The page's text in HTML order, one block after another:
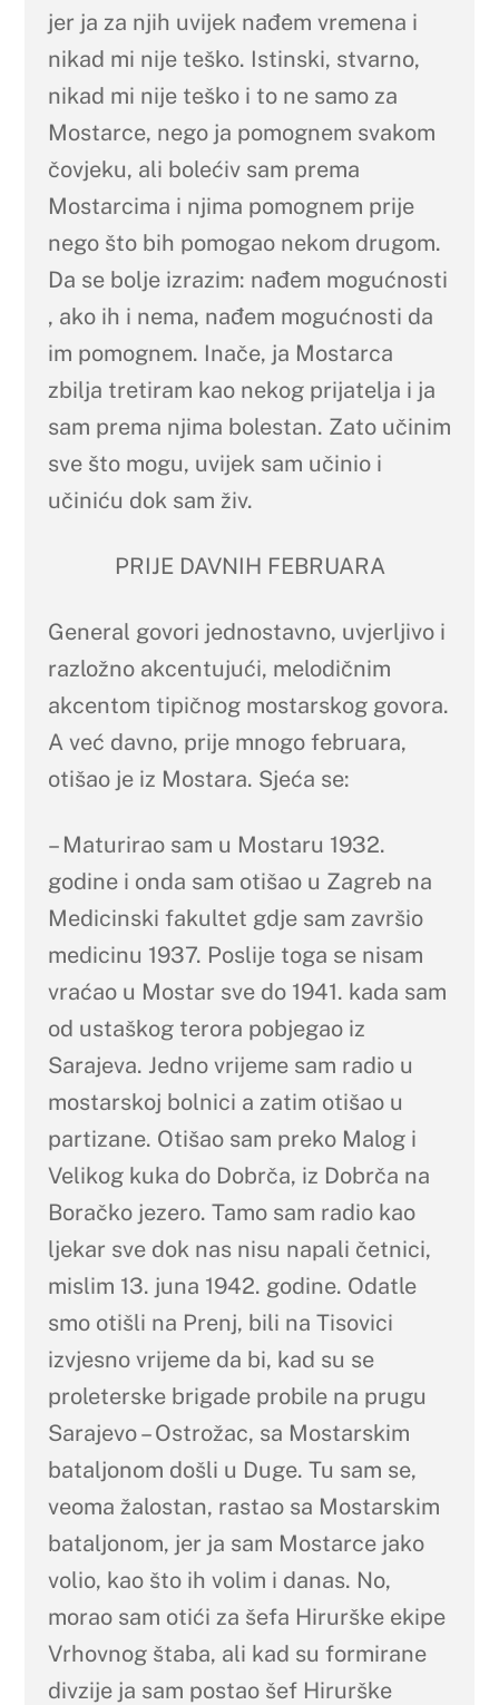
jer ja za njih uvijek nađem vremena i
nikad mi nije teško. Istinski, stvarno,
nikad mi nije teško i to ne samo za
Mostarce, nego ja pomognem svakom
čovjeku, ali bolećiv sam prema
Mostarcima i njima pomognem prije
nego što bih pomogao nekom drugom.
Da se bolje izrazim: nađem mogućnosti
, ako ih i nema, nađem mogućnosti da
im pomognem. Inače, ja Mostarca
zbilja tretiram kao nekog prijatelja i ja
sam prema njima bolestan. Zato učinim
sve što mogu, uvijek sam učinio i
učiniću dok sam živ.
PRIJE DAVNIH FEBRUARA
General govori jednostavno, uvjerljivo i
razložno akcentujući, melodičnim
akcentom tipičnog mostarskog govora.
A već davno, prije mnogo februara,
otišao je iz Mostara. Sjeća se:
– Maturirao sam u Mostaru 1932.
godine i onda sam otišao u Zagreb na
Medicinski fakultet gdje sam završio
medicinu 1937. Poslije toga se nisam
vraćao u Mostar sve do 1941. kada sam
od ustaškog terora pobjegao iz
Sarajeva. Jedno vrijeme sam radio u
mostarskoj bolnici a zatim otišao u
partizane. Otišao sam preko Malog i
Velikog kuka do Dobrča, iz Dobrča na
Boračko jezero. Tamo sam radio kao
ljekar sve dok nas nisu napali četnici,
mislim 13. juna 1942. godine. Odatle
smo otišli na Prenj, bili na Tisovici
izvjesno vrijeme da bi, kad su se
proleterske brigade probile na prugu
Sarajevo – Ostrožac, sa Mostarskim
bataljonom došli u Duge. Tu sam se,
veoma žalostan, rastao sa Mostarskim
bataljonom, jer ja sam Mostarce jako
volio, kao što ih volim i danas. No,
morao sam otići za šefa Hirurške ekipe
Vrhovnog štaba, ali kad su formirane
divzije ja sam postao šef Hirurške